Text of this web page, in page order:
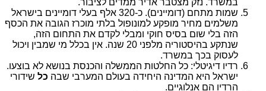
במשרד. נזק מצטבר אדיר ממדים לציבור.
שמות מתחם (דומיינים). כ-320 אלף בעלי דומיינים בישראל
משלמים מחיר מופקע למונופול בלתי מוכרז הגובה את הכסף
הזה בלי שום בסיס חוקי ומבלי לקדם את התחום הזה,
שנתקע בהיסטוריה מלפני 20 שנה. אין בכלל מי שמבין ויכול
לעסוק בכך במשרד.
רדיו דיגיטלי: כל החלטות הממשלה והכנסת בנושא לא בוצעו.
ישראל היא המדינה היחידה בעולם המערבי שבה כלשידורי
הרדיו הם אנלוגיים.